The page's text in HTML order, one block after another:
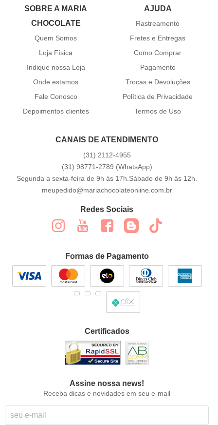
SOBRE A MARIA
CHOCOLATE
Quem Somos
Loja Física
Indique nossa Loja
Onde estamos
Fale Conosco
Depoimentos clientes
AJUDA
Rastreamento
Fretes e Entregas
Como Comprar
Pagamento
Trocas e Devoluções
Política de Privacidade
Termos de Uso
CANAIS DE ATENDIMENTO
(31) 2112-4955
(31) 98771-2789 (WhatsApp)
Segunda a sexta-feira de 9h às 17h.Sábado de 9h às 12h.
meupedido@mariachocolateonline.com.br
Redes Sociais
Formas de Pagamento
Certificados
Assine nossa news!
Receba dicas e novidades em seu e-mail